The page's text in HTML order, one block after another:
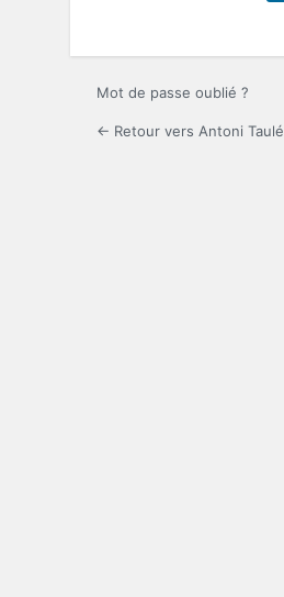
Mot de passe oublié ?
← Retour vers Antoni Taulé